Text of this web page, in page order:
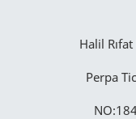
Halil
Perpa